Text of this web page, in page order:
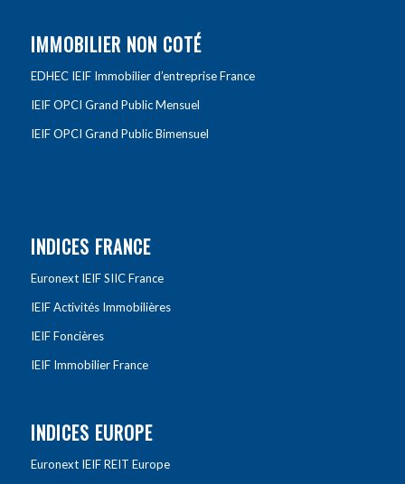
IMMOBILIER NON COTÉ
EDHEC IEIF Immobilier d’entreprise France
IEIF OPCI Grand Public Mensuel
IEIF OPCI Grand Public Bimensuel
INDICES FRANCE
Euronext IEIF SIIC France
IEIF Activités Immobilières
IEIF Foncières
IEIF Immobilier France
INDICES EUROPE
Euronext IEIF REIT Europe